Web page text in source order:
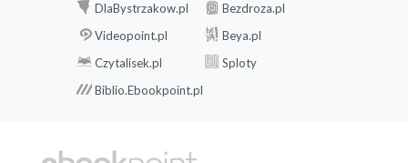
DlaBystrzakow.pl
Bezdroza.pl
Videopoint.pl
Beya.pl
Czytalisek.pl
Sploty
Biblio.Ebookpoint.pl